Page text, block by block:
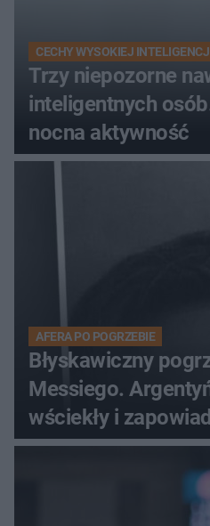
CECHY WYSOKIEJ
Trzy niepozorne
inteligentnych
nocna aktywność
AFERA PO POGRZEBIE
Błyskawiczny
Messiego.
wściekły i